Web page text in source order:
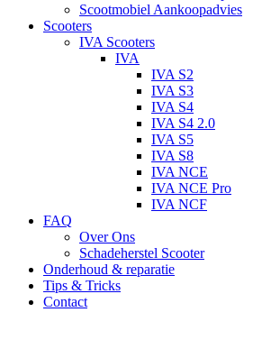
Scootmobiel Aankoopadvies
Scooters
IVA Scooters
IVA
IVA S2
IVA S3
IVA S4
IVA S4 2.0
IVA S5
IVA S8
IVA NCE
IVA NCE Pro
IVA NCF
FAQ
Over Ons
Schadeherstel Scooter
Onderhoud & reparatie
Tips & Tricks
Contact